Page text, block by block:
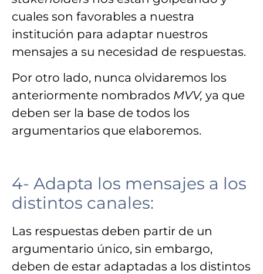
cuales son favorables a nuestra
institución para adaptar nuestros
mensajes a su necesidad de respuestas.
Por otro lado, nunca olvidaremos los
anteriormente nombrados MVV, ya que
deben ser la base de todos los
argumentarios que elaboremos.
4- Adapta los mensajes a los
distintos canales:
Las respuestas deben partir de un
argumentario único, sin embargo,
deben de estar adaptadas a los distintos